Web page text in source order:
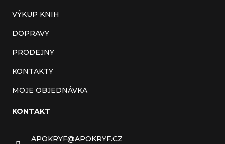
VÝKUP KNIH
DOPRAVY
PRODEJNY
KONTAKTY
MOJE OBJEDNÁVKA
KONTAKT
APOKRYF@APOKRYF.CZ